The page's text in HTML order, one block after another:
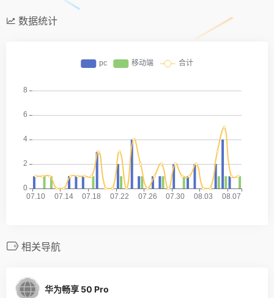
数据统计
相关导航
华为畅享 50 Pro